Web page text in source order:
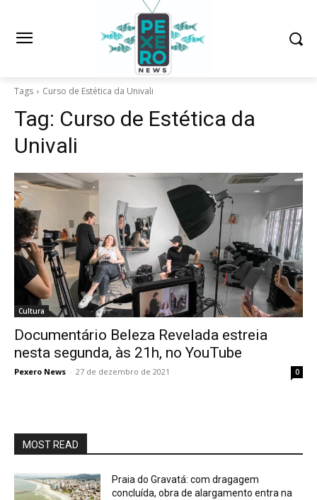
Tags Curso de Estética da Univali
Tag: Curso de Estética da
Univali
Cultura
Documentário Beleza Revelada estreia
nesta segunda, às 21h, no YouTube
Pexero News - 27 de dezembro de 2021 0
MOST READ
Praia do Gravatá: com dragagem
concluída, obra de alargamento entra na